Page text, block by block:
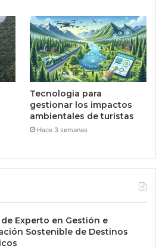
Tecnologia para
gestionar los impactos
ambientales de turistas
Hace 3 semanas
de Experto en Gestión e
Sostenible de Destinos